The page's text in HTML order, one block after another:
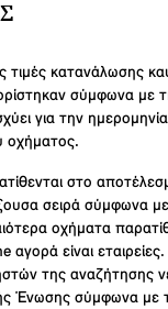
τιμές κατανάλωσης
σύμφωνα με
για την
οχήματος.
στο
σειρά σύμφωνα
οχήματα
αγορά είναι
της αναζήτησης
Ένωσης σύμφωνα με